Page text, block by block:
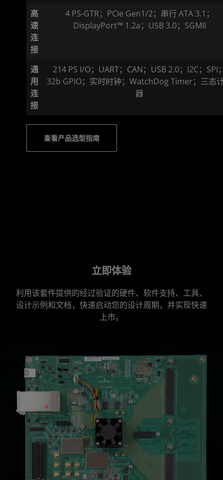
高
速
连
接
4 PS-GTR；PCIe Gen1/2；串行 ATA 3.1；
DisplayPort™ 1.2a；USB 3.0；SGMII
通
用
连
接
214 PS I/O；UART；CAN；USB 2.0；I2C；SPI
32b GPIO；实时时钟；WatchDog Timer；三态
器
查看产品选型指南
立即体验
利用该套件提供的经过验证的硬件、软件支持、工具、
设计示例和文档，快速启动您的设计周期，并实现快速
上市。